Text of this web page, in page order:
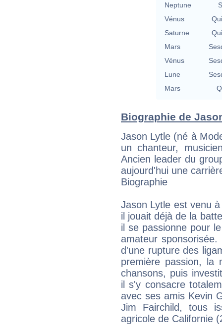
Neptune
Vénus
Saturne
Mars
Vénus
Lune
Mars
Biographie de
Jason Lytle (né à
un chanteur,
Ancien leader du
aujourd'hui une
Biographie
Jason Lytle est venu
il jouait déjà de la
il se passionne pour
amateur
d'une rupture des
première passion, la
chansons, puis
il s'y consacre
avec ses amis Kevin
Jim Fairchild, tous
agricole de Californie